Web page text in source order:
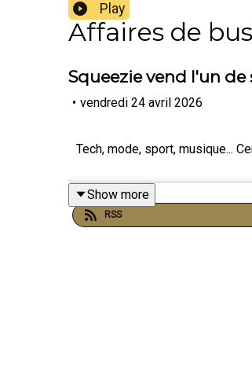
Play
Affaires de
Squeezie vend l'un de
• vendredi 24 avril 2026
Tech, mode, sport, musique...
Show more
RSS